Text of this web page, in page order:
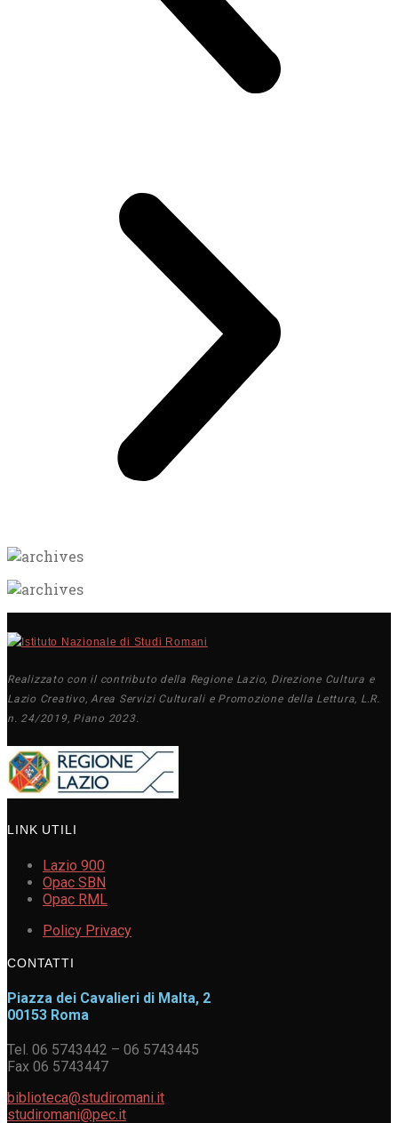
Realizzato con il contributo della Regione Lazio, Direzione Cultura e
Lazio Creativo, Area Servizi Culturali e Promozione della Lettura, L.R.
n. 24/2019, Piano 2023.
LINK UTILI
Lazio 900
Opac SBN
Opac RML
Policy Privacy
CONTATTI
Piazza dei Cavalieri di Malta, 2
00153 Roma
Tel. 06 5743442 – 06 5743445
Fax 06 5743447
biblioteca@studiromani.it
studiromani@pec.it